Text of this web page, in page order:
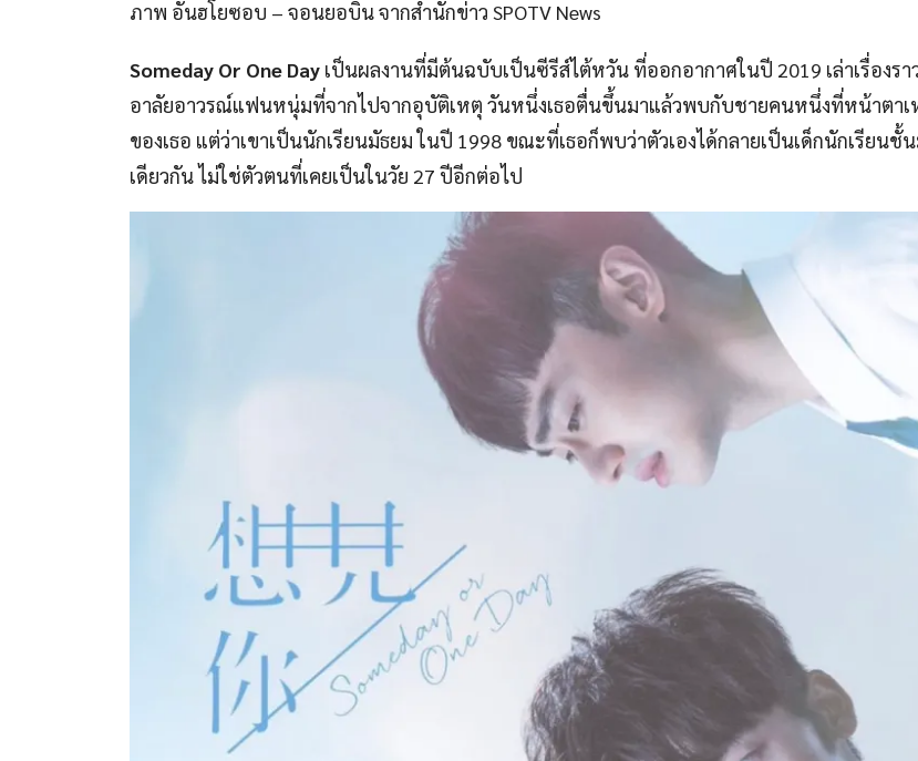
ภาพ อันฮโยซอบ – จอนยอบิน จากสำนักข่าว SPOTV News
Someday Or One Day เป็นผลงานที่มีต้นฉบับเป็นซีรีส์ไต้หวัน ที่ออกอากาศในปี 2019 เล่าเรื่องรา
อาลัยอาวรณ์แฟนหนุ่มที่จากไปจากอุบัติเหตุ วันหนึ่งเธอตื่นขึ้นมาแล้วพบกับชายคนหนึ่งที่หน้าตา
ของเธอ แต่ว่าเขาเป็นนักเรียนมัธยม ในปี 1998 ขณะที่เธอก็พบว่าตัวเองได้กลายเป็นเด็กนักเรียนชั้
เดียวกัน ไม่ใช่ตัวตนที่เคยเป็นในวัย 27 ปีอีกต่อไป